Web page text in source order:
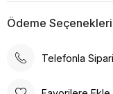
formuyla konik
havasında bir
ve çakıl
Ödeme Seçenekleri
Telefonla